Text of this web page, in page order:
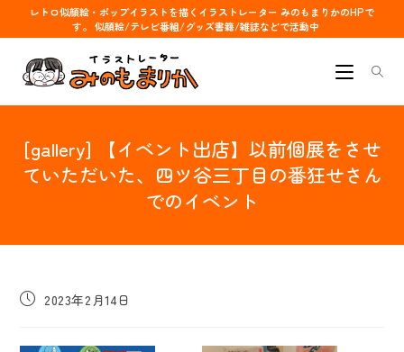
レトロ似顔絵・ポップイラストを描くイラストレーター みのもまりかのHPで
す。 似顔絵/テレビ番組/グッズ書籍/雑誌などで活動中
[gallery] 【イベント出店】以前個展をさせ
ていただいた、四ツ谷三丁目の番狂せさん
でのイベント
投
2023年2月14日